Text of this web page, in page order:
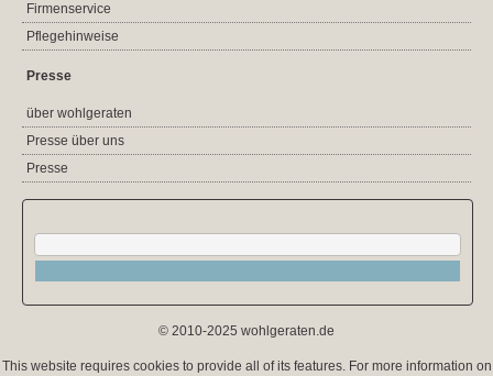
Firmenservice
Pflegehinweise
Presse
über wohlgeraten
Presse über uns
Presse
© 2010-2025 wohlgeraten.de
This website requires cookies to provide all of its features. For more information on